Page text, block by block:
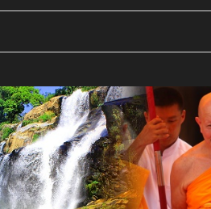
web1/web/php/myfunci.inc